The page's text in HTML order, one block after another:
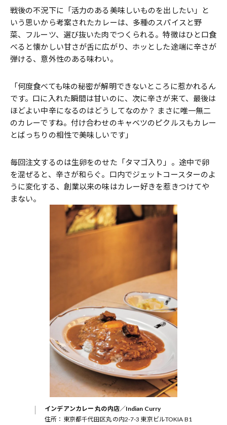
戦後の不況下に「活力のある美味しいものを出したい」と
いう思いから考案されたカレーは、多種のスパイスと野
菜、フルーツ、選び抜いた肉でつくられる。特徴はひと口食
べると懐かしい甘さが舌に広がり、ホッとした途端に辛さが
弾ける、意外性のある味わい。
「何度食べても味の秘密が解明できないところに惹かれるん
です。口に入れた瞬間は甘いのに、次に辛さが来て、最後は
ほどよい中辛になるのはどうしてなのか？ まさに唯一無二
のカレーですね。付け合わせのキャベツのピクルスもカレー
とばっちりの相性で美味しいです」
毎回注文するのは生卵をのせた「タマゴ入り」。途中で卵
を混ぜると、辛さが和らぐ。口内でジェットコースターのよ
うに変化する、創業以来の味はカレー好きを惹きつけてや
まない。
インデアンカレー 丸の内店／Indian Curry
住所：東京都千代田区丸の内2-7-3 東京ビルTOKIA B1